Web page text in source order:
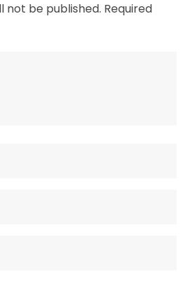
not be published. Required